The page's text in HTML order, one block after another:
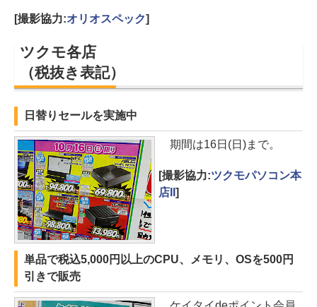
[撮影協力:オリオスペック]
ツクモ各店
（税抜き表記）
日替りセールを実施中
期間は16日(日)まで。
[撮影協力:ツクモパソコン本
店II ]
単品で税込5,000円以上のCPU、メモリ、OSを500円
引きで販売